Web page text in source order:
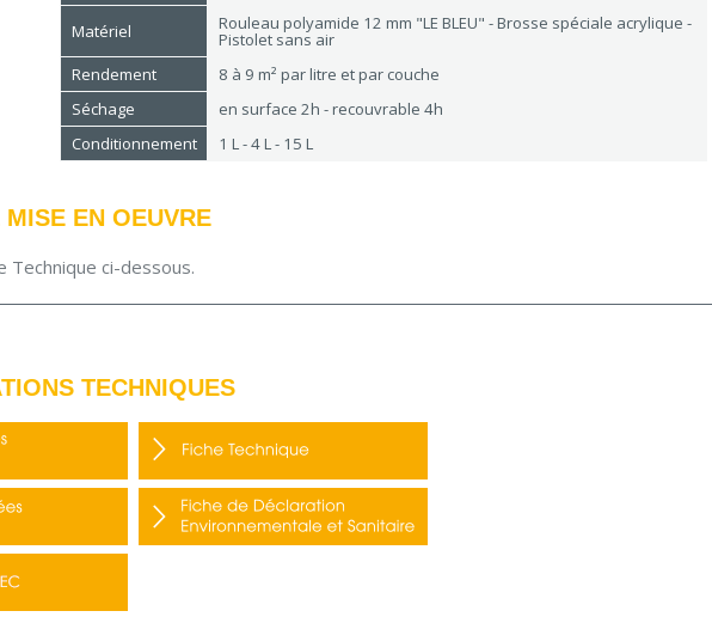
Matériel
Rouleau polyamide 12 mm "LE BLEU" - Brosse spéciale acrylique -
Pistolet sans air
Rendement
8 à 9 m² par litre et par couche
Séchage
en surface 2h - recouvrable 4h
Conditionnement
1 L - 4 L - 15 L
EN OEUVRE
Technique ci-dessous.
TECHNIQUES